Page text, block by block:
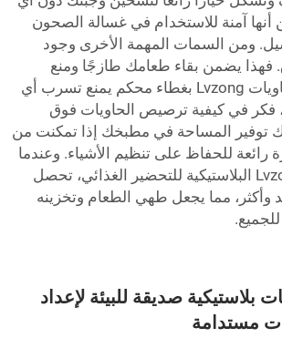
أنها آمنة للاستخدام في غسالة الصحون
ومن السمات المهمة الأخرى وجود
فهذا يضمن بقاء طعامك طازجًا ومنع
الانسكابات. تأتي حاويات Lvzong بغطاء محكم يمنع تسرب أي
فكر في كيفية ترصيص الحاويات فوق
توفير المساحة في مطبخك إذا تمكنت من
رائعة للحفاظ على تنظيم الأشياء. وعندما
تشتري حاويات Lvzong البلاستيكية للتحضير الغذائي، تحصل
وأكثر، مما يجعل طهي الطعام وتخزينه
للجميع.
بلاستيكية صديقة للبيئة لإعداد
مستدامة